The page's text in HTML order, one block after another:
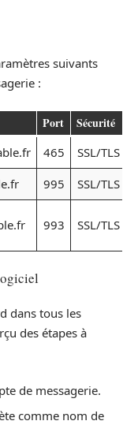
suivants
:
Port Sécurité
465
SSL/TLS
995
SSL/TLS
993 SSL/TLS
dans tous les
des étapes à
de messagerie.
comme nom de